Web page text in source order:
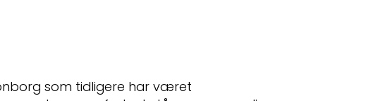
som tidligere har været